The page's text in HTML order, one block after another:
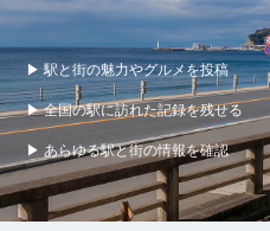
▶ 駅と街の魅力やグルメを投稿
▶ 全国の駅に訪れた記録を残せる
▶ あらゆる駅と街の情報を確認